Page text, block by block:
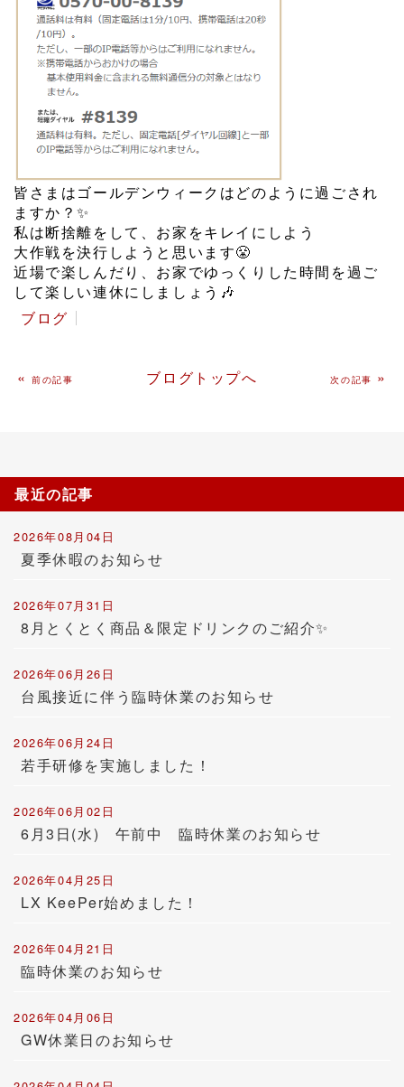
皆さまはゴールデンウィークはどのように過ごされ
ますか？✨
私は断捨離をして、お家をキレイにしよう
大作戦を決行しようと思います😤
近場で楽しんだり、お家でゆっくりした時間を過ご
して楽しい連休にしましょう🎶
ブログ
«前の記事 ブログトップへ 次の記事 »
最近の記事
2026年08月04日
夏季休暇のお知らせ
2026年07月31日
8月とくとく商品＆限定ドリンクのご紹介✨
2026年06月26日
台風接近に伴う臨時休業のお知らせ
2026年06月24日
若手研修を実施しました！
2026年06月02日
6月3日(水) 午前中 臨時休業のお知らせ
2026年04月25日
LX KeePer始めました！
2026年04月21日
臨時休業のお知らせ
2026年04月06日
GW休業日のお知らせ